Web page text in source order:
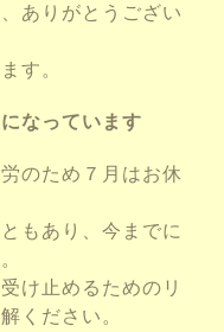
ありがとうござい
す。
なっています
のため７月はお休
もあり、今までに
け止めるためのリ
ください。